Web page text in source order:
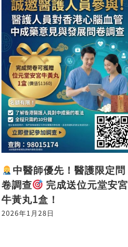
中醫師優先！醫護限定問
卷調查
完成送位元堂安宮
牛黃丸1盒！
2026年1月28日